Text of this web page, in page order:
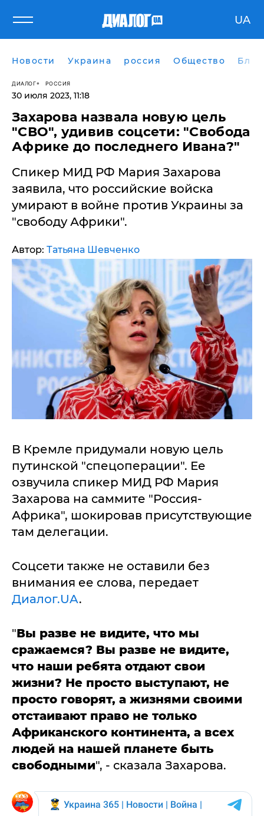
UA
Новости Украина россия Общество
ДИАЛОГ РОССИЯ
30 июля 2023, 11:18
​Захарова назвала новую цель
"СВО", удивив соцсети: "Свобода
Африке до последнего Ивана?"
Спикер МИД РФ Мария Захарова
заявила, что российские войска
умирают в войне против Украины за
"свободу Африки".
Автор: Татьяна Шевченко
В Кремле придумали новую цель
путинской "спецоперации". Ее
озвучила спикер МИД РФ Мария
Захарова на саммите "Россия-
Африка", шокировав присутствующие
там делегации.
Соцсети также не оставили без
внимания ее слова, передает
Диалог.UA.
"Вы разве не видите, что мы
сражаемся? Вы разве не видите,
что наши ребята отдают свои
жизни? Не просто выступают, не
просто говорят, а жизнями своими
отстаивают право не только
Африканского континента, а всех
людей на нашей планете быть
свободными", - сказала Захарова.